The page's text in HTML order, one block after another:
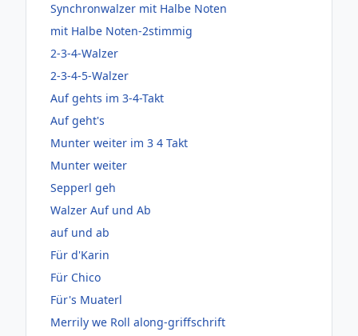
Synchronwalzer mit Halbe Noten
mit Halbe Noten-2stimmig
2-3-4-Walzer
2-3-4-5-Walzer
Auf gehts im 3-4-Takt
Auf geht's
Munter weiter im 3 4 Takt
Munter weiter
Sepperl geh
Walzer Auf und Ab
auf und ab
Für d'Karin
Für Chico
Für's Muaterl
Merrily we Roll along-griffschrift